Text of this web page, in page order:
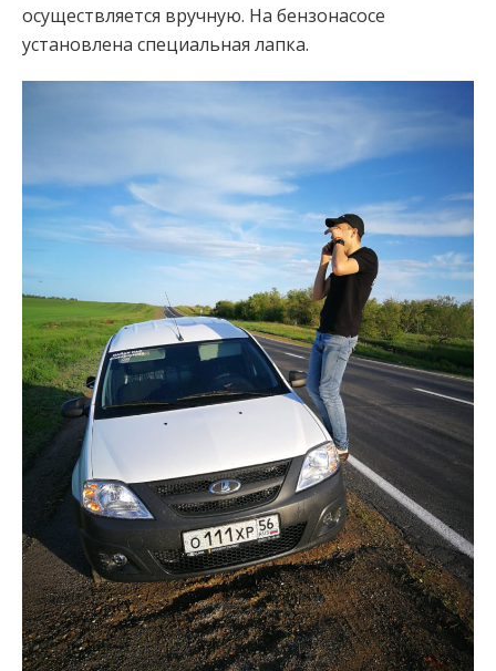
осуществляется вручную. На бензонасосе
установлена специальная лапка.